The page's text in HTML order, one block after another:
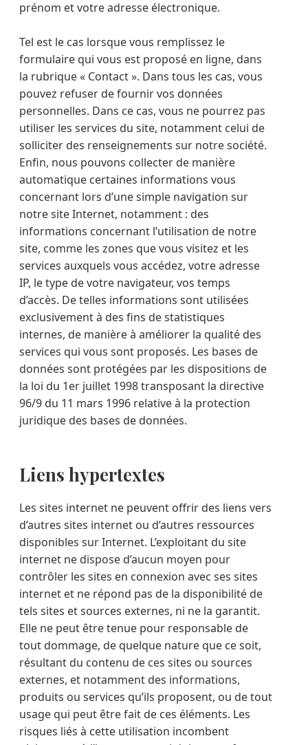
prénom et votre adresse électronique.
Tel est le cas lorsque vous remplissez le
formulaire qui vous est proposé en ligne, dans
la rubrique « Contact ». Dans tous les cas, vous
pouvez refuser de fournir vos données
personnelles. Dans ce cas, vous ne pourrez pas
utiliser les services du site, notamment celui de
solliciter des renseignements sur notre société.
Enfin, nous pouvons collecter de manière
automatique certaines informations vous
concernant lors d’une simple navigation sur
notre site Internet, notamment : des
informations concernant l’utilisation de notre
site, comme les zones que vous visitez et les
services auxquels vous accédez, votre adresse
IP, le type de votre navigateur, vos temps
d’accès. De telles informations sont utilisées
exclusivement à des fins de statistiques
internes, de manière à améliorer la qualité des
services qui vous sont proposés. Les bases de
données sont protégées par les dispositions de
la loi du 1er juillet 1998 transposant la directive
96/9 du 11 mars 1996 relative à la protection
juridique des bases de données.
Liens hypertextes
Les sites internet ne peuvent offrir des liens vers
d’autres sites internet ou d’autres ressources
disponibles sur Internet. L’exploitant du site
internet ne dispose d’aucun moyen pour
contrôler les sites en connexion avec ses sites
internet et ne répond pas de la disponibilité de
tels sites et sources externes, ni ne la garantit.
Elle ne peut être tenue pour responsable de
tout dommage, de quelque nature que ce soit,
résultant du contenu de ces sites ou sources
externes, et notamment des informations,
produits ou services qu’ils proposent, ou de tout
usage qui peut être fait de ces éléments. Les
risques liés à cette utilisation incombent